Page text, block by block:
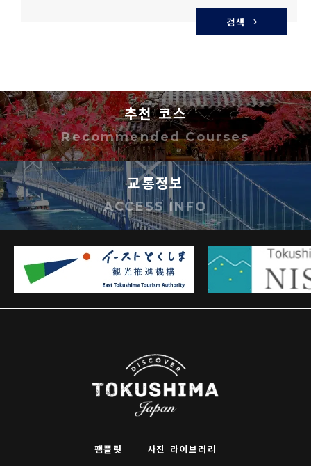
자에게 판매, 배포, 양도, 대여, 송신 등을 하는
정에 동의한 것으로 간주합니다.
이미지는 사용자의 책임하에 사용하시기 바랍
니다. 이미지 사용으로 인해 손해가 발생하더라
도 도쿠시마현은 해당 손해에 대해 어떠한 책임
도 지지 않습니다.
기타 궁금한 점 등은 아래 연락처로 문의해 주십
검색
추천 코스
Recommended Courses
교통정보
ACCESS INFO
팸플릿 사진 라이브러리